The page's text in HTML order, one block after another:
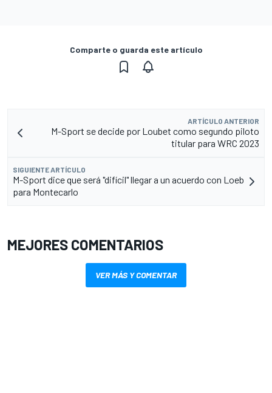
Comparte o guarda este artículo
ARTÍCULO ANTERIOR
M-Sport se decide por Loubet como segundo piloto
titular para WRC 2023
SIGUIENTE ARTÍCULO
M-Sport dice que será "difícil" llegar a un acuerdo con Loeb
para Montecarlo
MEJORES COMENTARIOS
VER MÁS Y COMENTAR